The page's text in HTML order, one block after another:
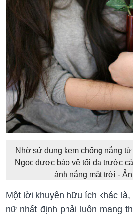
Nhờ sử dụng kem chống nắng
Ngọc được bảo vệ tối đa trước
ánh nắng mặt trời -
Một lời khuyên hữu ích khác là,
nữ nhất định phải luôn mang